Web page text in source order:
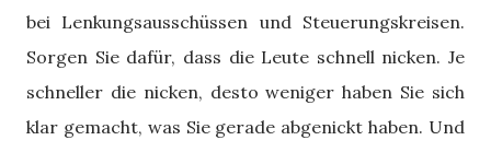
bei Lenkungsausschüssen und Steuerungskreisen.
Sorgen Sie dafür, dass die Leute schnell nicken. Je
schneller die nicken, desto weniger haben Sie sich
klar gemacht, was Sie gerade abgenickt haben. Und